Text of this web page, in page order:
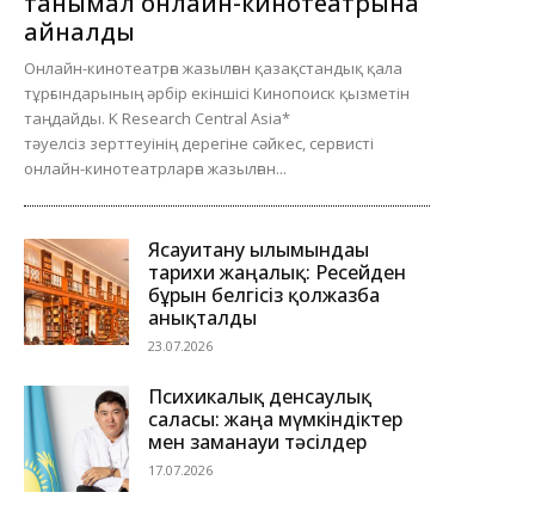
айналды
Онлайн-кинотеатрға жазылған қазақстандық қала
тұрғындарының әрбір екіншісі Кинопоиск қызметін
таңдайды. K Research Central Asia*
тәуелсіз зерттеуінің дерегіне сәйкес, сервисті
онлайн-кинотеатрларға жазылған...
Ясауитану ғылымындағы
тарихи жаңалық: Ресейден
бұрын белгісіз қолжазба
анықталды
23.07.2026
Психикалық денсаулық
саласы: жаңа мүмкіндіктер
мен заманауи тәсілдер
17.07.2026